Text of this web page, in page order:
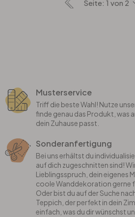
Musterservice
Triff die beste Wahl! Nutze
finde genau das Produkt, was
dein Zuhause passt.
Sonderanfertigung
Bei uns erhältst du
auf dich zugeschnitten sind!
Lieblingsspruch, dein eigenes
coole Wanddekoration gerne
Oder bist du auf der Suche
Teppich, der perfekt in dein
einfach, was du dir wünschst